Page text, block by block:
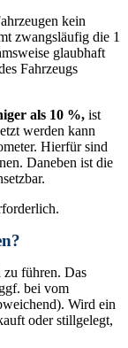
kein
zwangsläufig die 1
glaubhaft
Fahrzeugs
als 10 %, ist
werden kann
Hierfür sind
Daneben ist die
zu führen. Das
bei vom
Wird ein
oder stillgelegt,